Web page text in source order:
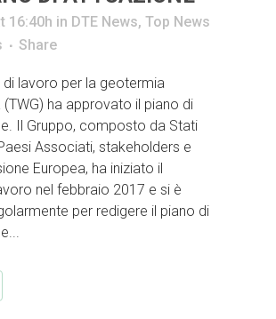
16:40h in DTE News, Top News
Share
di lavoro per la geotermia
ha approvato il piano di
Il Gruppo, composto da Stati
Associati, stakeholders e
Europea, ha iniziato il
nel febbraio 2017 e si è
per redigere il piano di